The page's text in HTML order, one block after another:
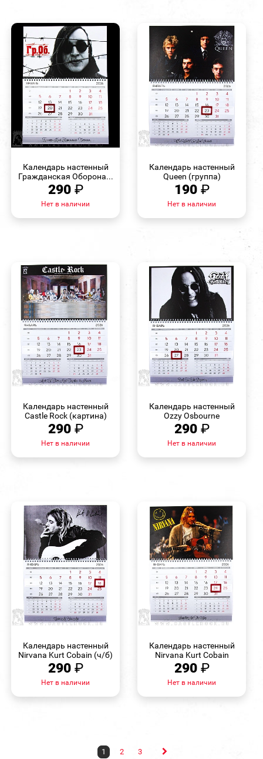
Календарь настенный
Гражданская Оборона...
290 ₽
Нет в наличии
Календарь настенный
Queen (группа)
190 ₽
Нет в наличии
Календарь настенный
Castle Rock (картина)
290 ₽
Нет в наличии
Календарь настенный
Ozzy Osbourne
290 ₽
Нет в наличии
Календарь настенный
Nirvana Kurt Cobain (ч/б)
290 ₽
Нет в наличии
Календарь настенный
Nirvana Kurt Cobain
290 ₽
Нет в наличии
1 2 3